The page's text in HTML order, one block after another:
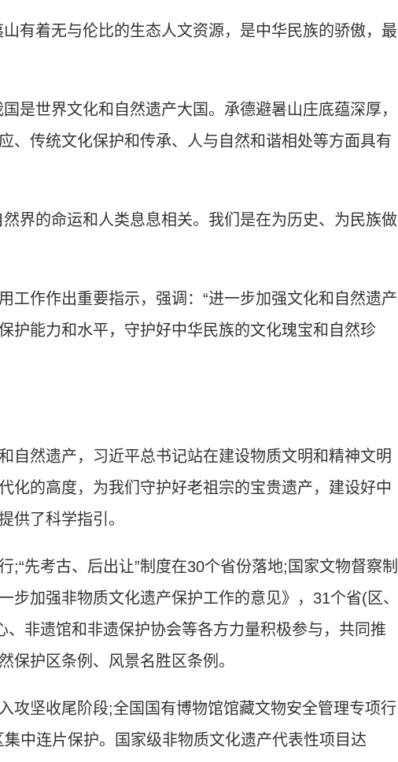
着无与伦比的生态人文资源，是中华民族的骄傲，最
世界文化和自然遗产大国。承德避暑山庄底蕴深厚，
、传统文化保护和传承、人与自然和谐相处等方面具有
的命运和人类息息相关。我们是在为历史、为民族做
作作出重要指示，强调：“进一步加强文化和自然遗产
护能力和水平，守护好中华民族的文化瑰宝和自然珍
然遗产，习近平总书记站在建设物质文明和精神文明
化的高度，为我们守护好老祖宗的宝贵遗产，建设好中
供了科学指引。
考古、后出让”制度在30个省份落地;国家文物督察制
步加强非物质文化遗产保护工作的意见》，31个省(区、
非遗馆和非遗保护协会等各方力量积极参与，共同推
保护区条例、风景名胜区条例。
收尾阶段;全国国有博物馆馆藏文物安全管理专项行
中连片保护。国家级非物质文化遗产代表性项目达